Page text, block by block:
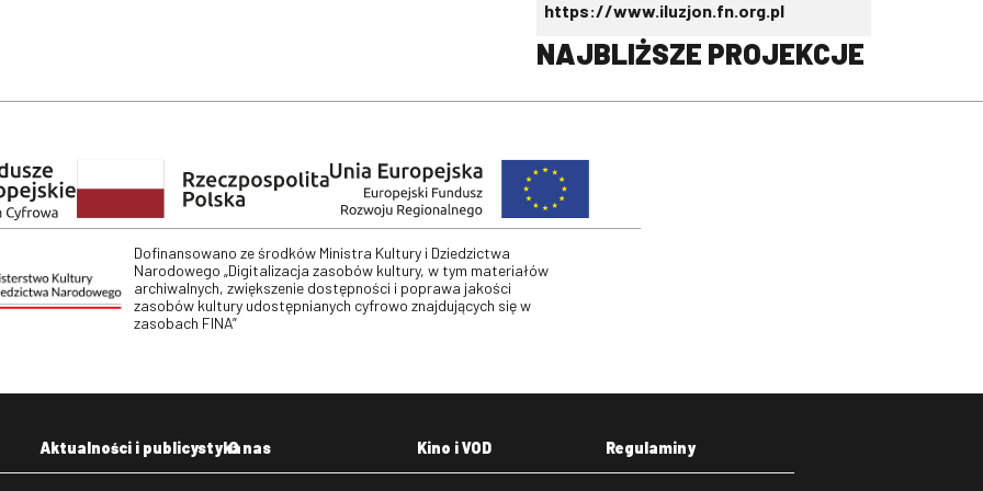
https://www.iluzjon.fn.org.pl
NAJBLIŻSZE PROJEKCJE
Dofinansowano ze środków Ministra Kultury i Dziedzictwa
Narodowego „Digitalizacja zasobów kultury, w tym materiałów
archiwalnych, zwiększenie dostępności i poprawa jakości
zasobów kultury udostępnianych cyfrowo znajdujących się w
zasobach FINA”
Aktualności i publicystykaO nas Kino i VOD Regulaminy